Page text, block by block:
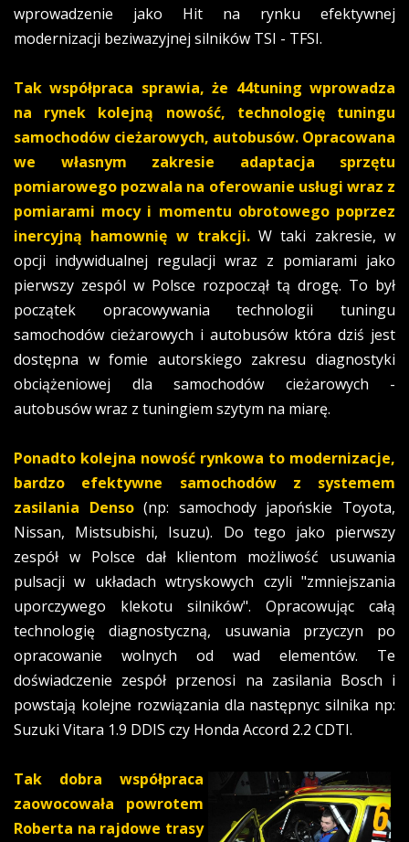
wprowadzenie jako Hit na rynku efektywnej
modernizacji beziwazyjnej silników TSI - TFSI.
Tak współpraca sprawia, że 44tuning wprowadza
na rynek kolejną nowość, technologię tuningu
samochodów cieżarowych, autobusów. Opracowana
we własnym zakresie adaptacja sprzętu
pomiarowego pozwala na oferowanie usługi wraz z
pomiarami mocy i momentu obrotowego poprzez
inercyjną hamownię w trakcji.W taki zakresie, w
opcji indywidualnej regulacji wraz z pomiarami jako
pierwszy zespól w Polsce rozpoczął tą drogę. To był
początek opracowywania technologii tuningu
samochodów cieżarowych i autobusów która dziś jest
dostępna w fomie autorskiego zakresu diagnostyki
obciążeniowej dla samochodów cieżarowych -
autobusów wraz z tuningiem szytym na miarę.
Ponadto kolejna nowość rynkowa to modernizacje,
bardzo efektywne samochodów z systemem
zasilania Denso (np: samochody japońskie Toyota,
Nissan, Mistsubishi, Isuzu). Do tego jako pierwszy
zespół w Polsce dał klientom możliwość usuwania
pulsacji w układach wtryskowych czyli "zmniejszania
uporczywego klekotu silników". Opracowując całą
technologię diagnostyczną, usuwania przyczyn po
opracowanie wolnych od wad elementów. Te
doświadczenie zespół przenosi na zasilania Bosch i
powstają kolejne rozwiązania dla następnyc silnika np:
Suzuki Vitara 1.9 DDIS czy Honda Accord 2.2 CDTI.
Tak dobra współpraca
zaowocowała powrotem
Roberta na rajdowe trasy